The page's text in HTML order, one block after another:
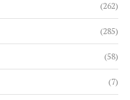
(262)
(285)
(58)
(7)